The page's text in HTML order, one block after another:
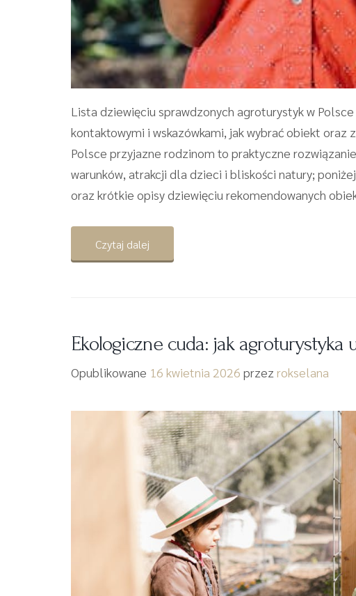
Lista dziewięciu sprawdzonych agroturystyk w
kontaktowymi i wskazówkami, jak wybrać obiekt
Polsce przyjazne rodzinom to praktyczne
warunków, atrakcji dla dzieci i bliskości natury;
oraz krótkie opisy dziewięciu rekomendowanych
Czytaj dalej
Ekologiczne cuda: jak
Opublikowane 16 kwietnia 2026 przez rokselana